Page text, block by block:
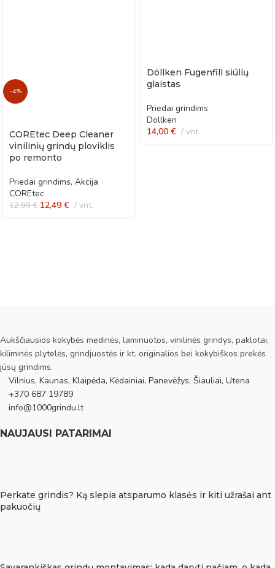
-4%
COREtec Deep Cleaner
vinilinių grindų ploviklis
po remonto
Priedai grindims, Akcija
COREtec
12,99€ 12,49 € vnt.
Döllken Fugenfill siūlių
glaistas
Priedai grindims
Dollken
14,00 € vnt.
Aukščiausios kokybės medinės, laminuotos, vinilinės grindys, paklotai,
kiliminės plytelės, grindjuostės ir kt. originalios bei kokybiškos prekės
jūsų grindims.
Vilnius, Kaunas, Klaipėda, Kėdainiai, Panevėžys, Šiauliai, Utena
+370 687 19789
info@1000grindu.lt
NAUJAUSI PATARIMAI
Perkate grindis? Ką slepia atsparumo klasės ir kiti užrašai ant
pakuočių